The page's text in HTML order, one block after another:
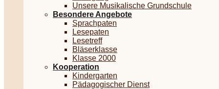
Unsere Musikalische Grundschule
Besondere Angebote
Sprachpaten
Lesepaten
Lesetreff
Bläserklasse
Klasse 2000
Kooperation
Kindergarten
Pädagogischer Dienst